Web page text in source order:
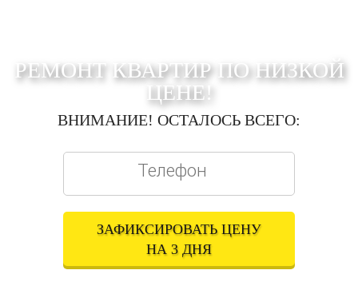
РЕМОНТ КВАРТИР ПО НИЗКОЙ
ЦЕНЕ!
ВНИМАНИЕ! ОСТАЛОСЬ ВСЕГО:
ЗАФИКСИРОВАТЬ ЦЕНУ
НА 3 ДНЯ
Оставляя свои контактные данные, вы подтверждаете свое совершеннолетие,